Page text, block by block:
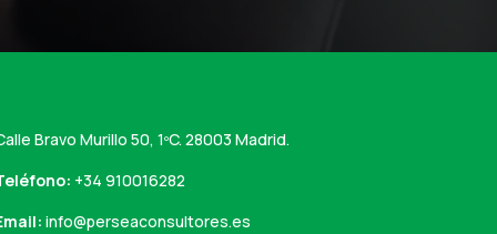
Bravo Murillo 50, 1ºC. 28003 Madrid.
+34 910016282
info@perseaconsultores.es